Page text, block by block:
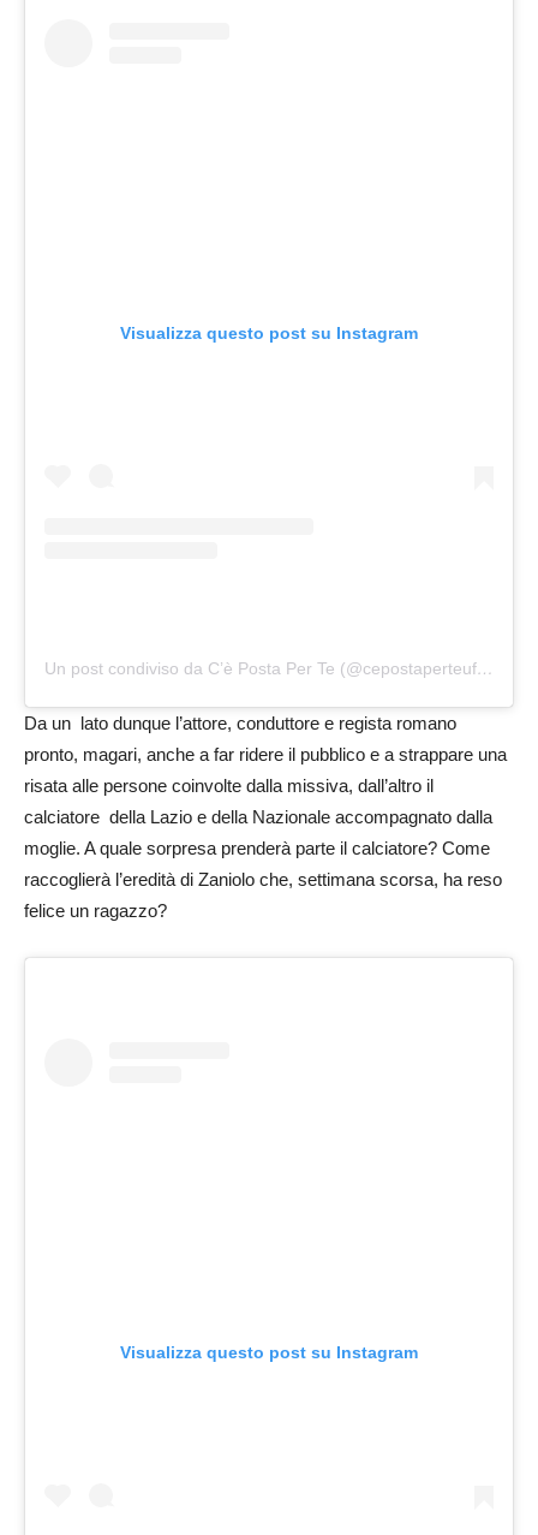
Visualizza questo post su Instagram
Un post condiviso da C’è Posta Per Te (@cepostaperteufficiale)
Da un lato dunque l’attore, conduttore e regista romano
pronto, magari, anche a far ridere il pubblico e a strappare una
risata alle persone coinvolte dalla missiva, dall’altro il
calciatore della Lazio e della Nazionale accompagnato dalla
moglie. A quale sorpresa prenderà parte il calciatore? Come
raccoglierà l’eredità di Zaniolo che, settimana scorsa, ha reso
felice un ragazzo?
Visualizza questo post su Instagram